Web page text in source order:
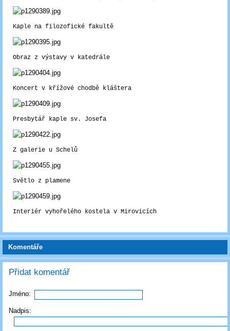
Kaple na filozofické fakultě
Obraz z výstavy v katedrále
Koncert v křížové chodbě kláštera
Presbytář kaple sv. Josefa
Z galerie u Schelů
Světlo z plamene
Interiér vyhořelého kostela v Mirovicích
Komentáře
Přidat komentář
Jméno:
Nadpis: